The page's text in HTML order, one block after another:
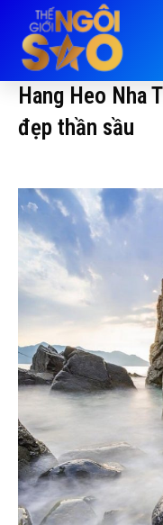
Hang Heo Nha
đẹp thần sầu